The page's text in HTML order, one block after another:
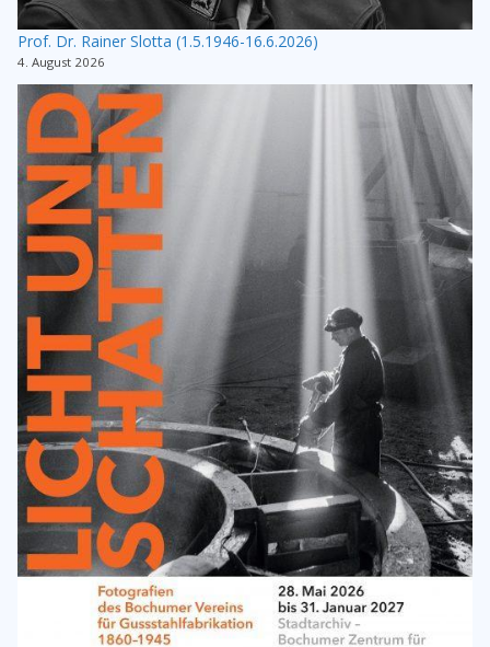
Prof. Dr. Rainer Slotta (1.5.1946-16.6.2026)
4. August 2026